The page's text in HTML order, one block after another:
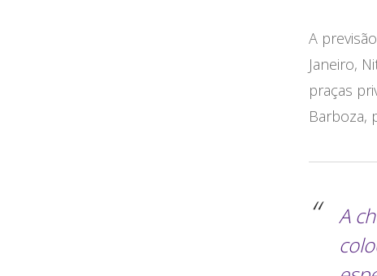
A
Janeiro,
praças
Barboza,
“
A